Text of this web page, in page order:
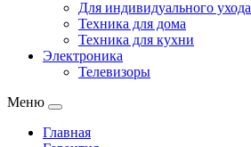
Для индивидуального ухода
Техника для дома
Техника для кухни
Электроника
Телевизоры
Меню
Главная